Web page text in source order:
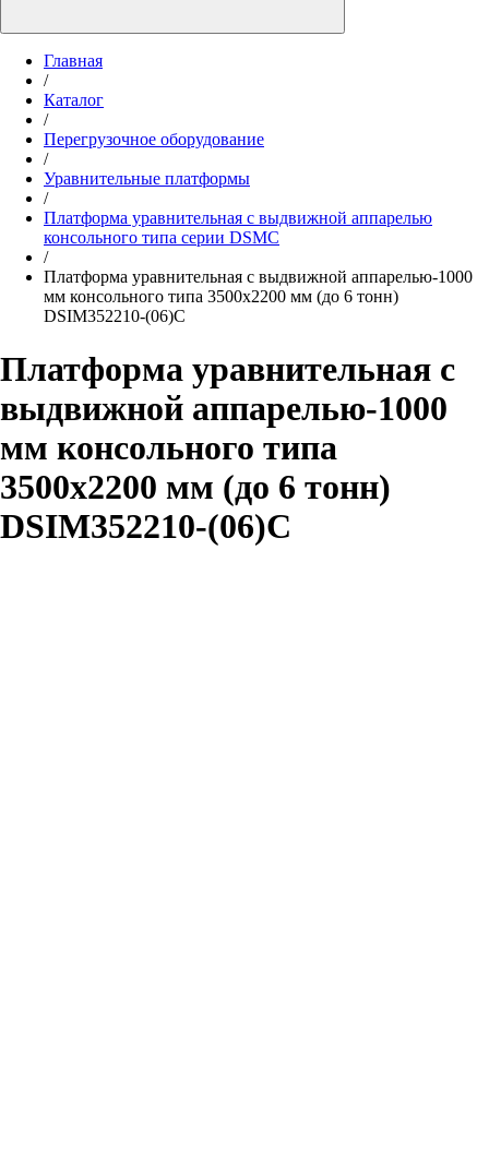
Главная
/
Каталог
/
Перегрузочное оборудование
/
Уравнительные платформы
/
Платформа уравнительная с выдвижной аппарелью
консольного типа серии DSMC
/
Платформа уравнительная с выдвижной аппарелью-1000
мм консольного типа 3500х2200 мм (до 6 тонн)
DSIM352210-(06)C
Платформа уравнительная с
выдвижной аппарелью-1000
мм консольного типа
3500х2200 мм (до 6 тонн)
DSIM352210-(06)C